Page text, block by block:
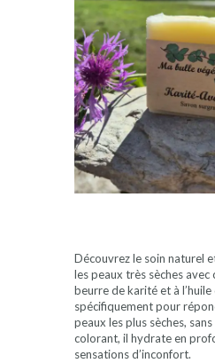
Découvrez le soin naturel
les peaux très sèches avec
beurre de karité et à l’huile
spécifiquement pour
peaux les plus sèches,
colorant, il hydrate en
sensations d’inconfort.